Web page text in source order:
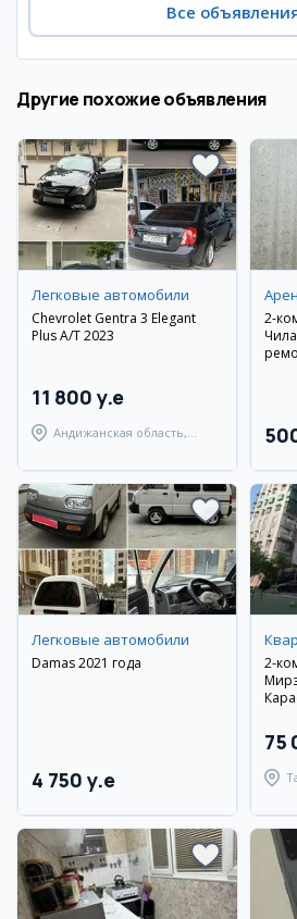
Все
Другие похожие объявления
Легковые автомобили
Chevrolet Gentra 3 Elegant
Plus A/T 2023
11 800 y.e
Андижанская область,
2-
Легковые автомобили
Damas 2021 года
4 750 y.e
2-
75